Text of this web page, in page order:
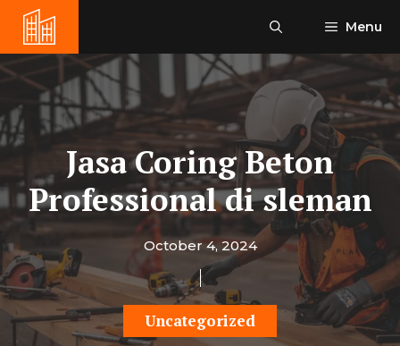
content
Menu
Jasa Coring Beton
Professional di sleman
October 4, 2024
Uncategorized